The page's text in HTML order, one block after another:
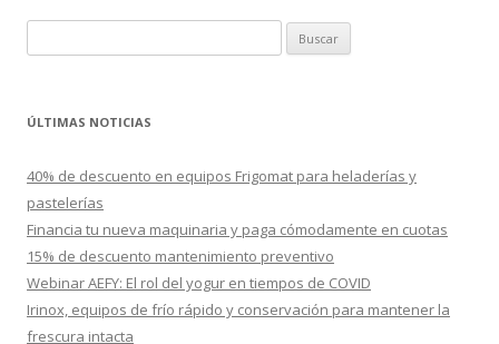
u
c
r
ÚLTIMAS NOTICIAS
40% de descuento en equipos Frigomat para heladerías y
pastelerías
Financia tu nueva maquinaria y paga cómodamente en cuotas
15% de descuento mantenimiento preventivo
Webinar AEFY: El rol del yogur en tiempos de COVID
Irinox, equipos de frío rápido y conservación para mantener la
frescura intacta